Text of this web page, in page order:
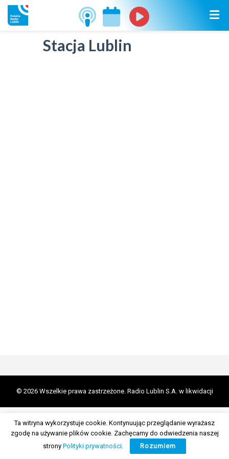
Stacja Lublin
© 2026 Wszelkie prawa zastrzeżone. Radio Lublin S.A. w likwidacji
Ta witryna wykorzystuje cookie. Kontynuując przeglądanie wyrażasz
zgodę na używanie plików cookie. Zachęcamy do odwiedzenia naszej
strony Polityki prywatności. Rozumiem